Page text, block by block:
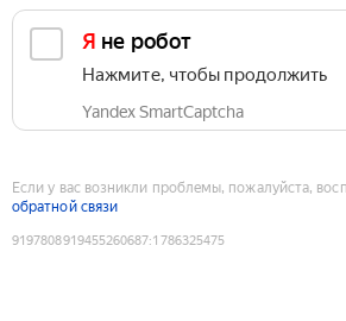
Я не робот
Нажмите, чтобы продолжить
Yandex SmartCaptcha
Если у вас возникли проблемы, пожалуйста,
обратной связи
9197808919455260687:1786325475